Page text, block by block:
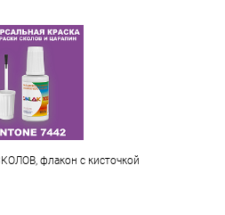
флакон с кисточкой